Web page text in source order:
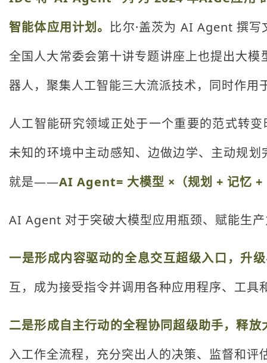
智能体应用计划。 比尔·盖茨为 AI Agent 撰
全国人大常委会第十讲专题讲座上也提出大
器人，聚集人工智能三大流派技术，同时作
人工智能研究领域正处于一个重要的范式转
未知的环境中主动感知、边做边学、主动规
就是——AI Agent= 大模型 ×（规划 + 记忆 +
AI Agent 对于突破大模型应用瓶颈、赋能生
一是形成内容驱动的全息交互超级入口，升
互，成为接受指令并调用各种应用程序、工具
二是形成自主行动的全程协同超级助手，释
入工作全流程，充分突出人的决策、监督和评